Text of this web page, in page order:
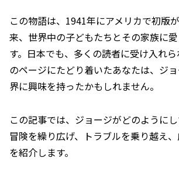
この物語は、1941年にアメリカで初版
来、世界中の子どもたちとその家族に
す。日本でも、多くの読者に受け入れ
のページにたどり着いたあなたは、ジ
界に興味を持ったかもしれません。
この記事では、ジョージがどのように
冒険を繰り広げ、トラブルを乗り越え
を紹介します。